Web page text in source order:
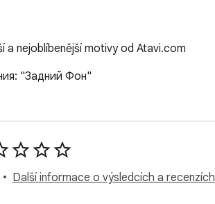
a nejoblíbenější motivy od Atavi.com
"Задний Фон"
Další informace o výsledcích a recenzích